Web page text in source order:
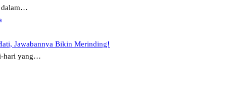
dalam…
Jawabannya Bikin Merinding!
hari yang…